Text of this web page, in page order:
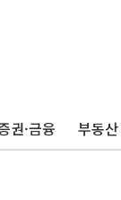
권·금융 부동산
도 38도 넘으면 중단
뭄 해소될 듯